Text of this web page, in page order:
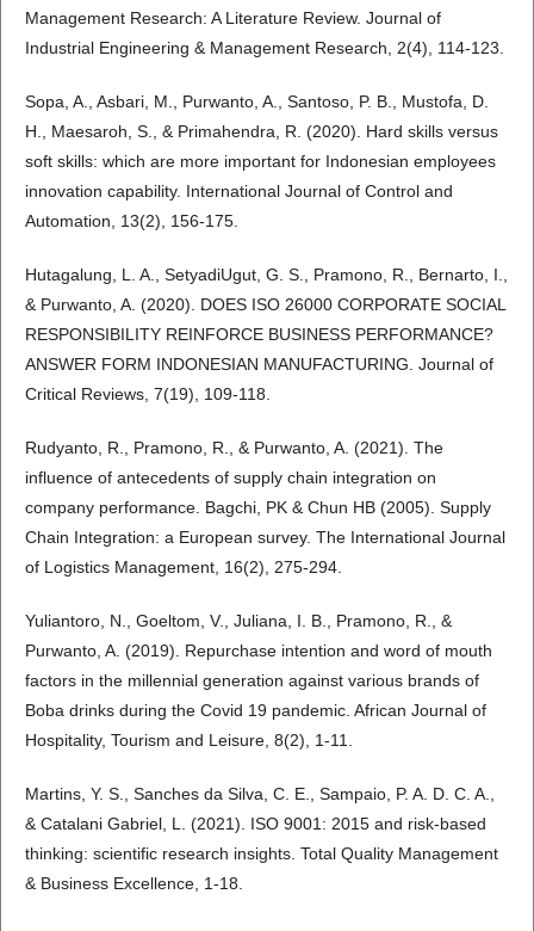
Management Research: A Literature Review. Journal of
Industrial Engineering & Management Research, 2(4), 114-123.
Sopa, A., Asbari, M., Purwanto, A., Santoso, P. B., Mustofa, D.
H., Maesaroh, S., & Primahendra, R. (2020). Hard skills versus
soft skills: which are more important for Indonesian employees
innovation capability. International Journal of Control and
Automation, 13(2), 156-175.
Hutagalung, L. A., SetyadiUgut, G. S., Pramono, R., Bernarto, I.,
& Purwanto, A. (2020). DOES ISO 26000 CORPORATE SOCIAL
RESPONSIBILITY REINFORCE BUSINESS PERFORMANCE?
ANSWER FORM INDONESIAN MANUFACTURING. Journal of
Critical Reviews, 7(19), 109-118.
Rudyanto, R., Pramono, R., & Purwanto, A. (2021). The
influence of antecedents of supply chain integration on
company performance. Bagchi, PK & Chun HB (2005). Supply
Chain Integration: a European survey. The International Journal
of Logistics Management, 16(2), 275-294.
Yuliantoro, N., Goeltom, V., Juliana, I. B., Pramono, R., &
Purwanto, A. (2019). Repurchase intention and word of mouth
factors in the millennial generation against various brands of
Boba drinks during the Covid 19 pandemic. African Journal of
Hospitality, Tourism and Leisure, 8(2), 1-11.
Martins, Y. S., Sanches da Silva, C. E., Sampaio, P. A. D. C. A.,
& Catalani Gabriel, L. (2021). ISO 9001: 2015 and risk-based
thinking: scientific research insights. Total Quality Management
& Business Excellence, 1-18.